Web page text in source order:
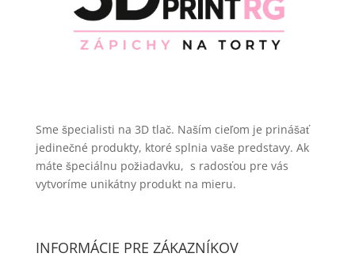
Sme špecialisti na 3D tlač. Naším cieľom je prinášať
jedinečné produkty, ktoré splnia vaše predstavy. Ak
máte špeciálnu požiadavku, s radosťou pre vás
vytvoríme unikátny produkt na mieru.
INFORMÁCIE PRE ZÁKAZNÍKOV